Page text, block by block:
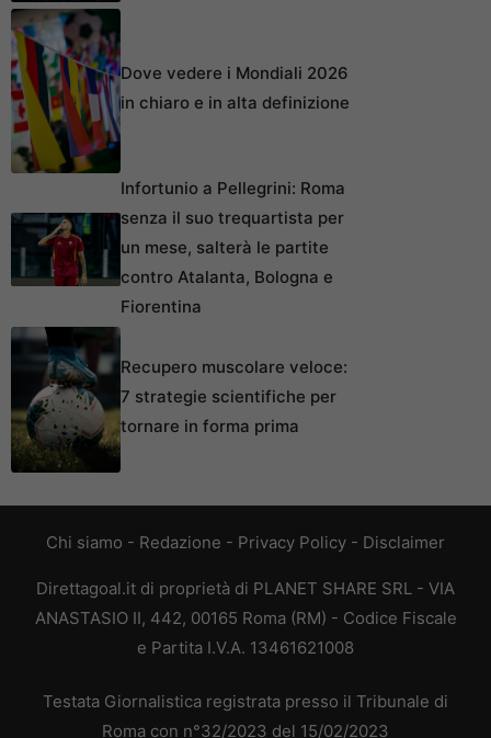
Dove vedere i Mondiali 2026
in chiaro e in alta definizione
Infortunio a Pellegrini: Roma
senza il suo trequartista per
un mese, salterà le partite
contro Atalanta, Bologna e
Fiorentina
Recupero muscolare veloce:
7 strategie scientifiche per
tornare in forma prima
Chi siamo - Redazione - Privacy Policy - Disclaimer
Direttagoal.it di proprietà di PLANET SHARE SRL - VIA
ANASTASIO II, 442, 00165 Roma (RM) - Codice Fiscale
e Partita I.V.A. 13461621008
Testata Giornalistica registrata presso il Tribunale di
Roma con n°32/2023 del 15/02/2023